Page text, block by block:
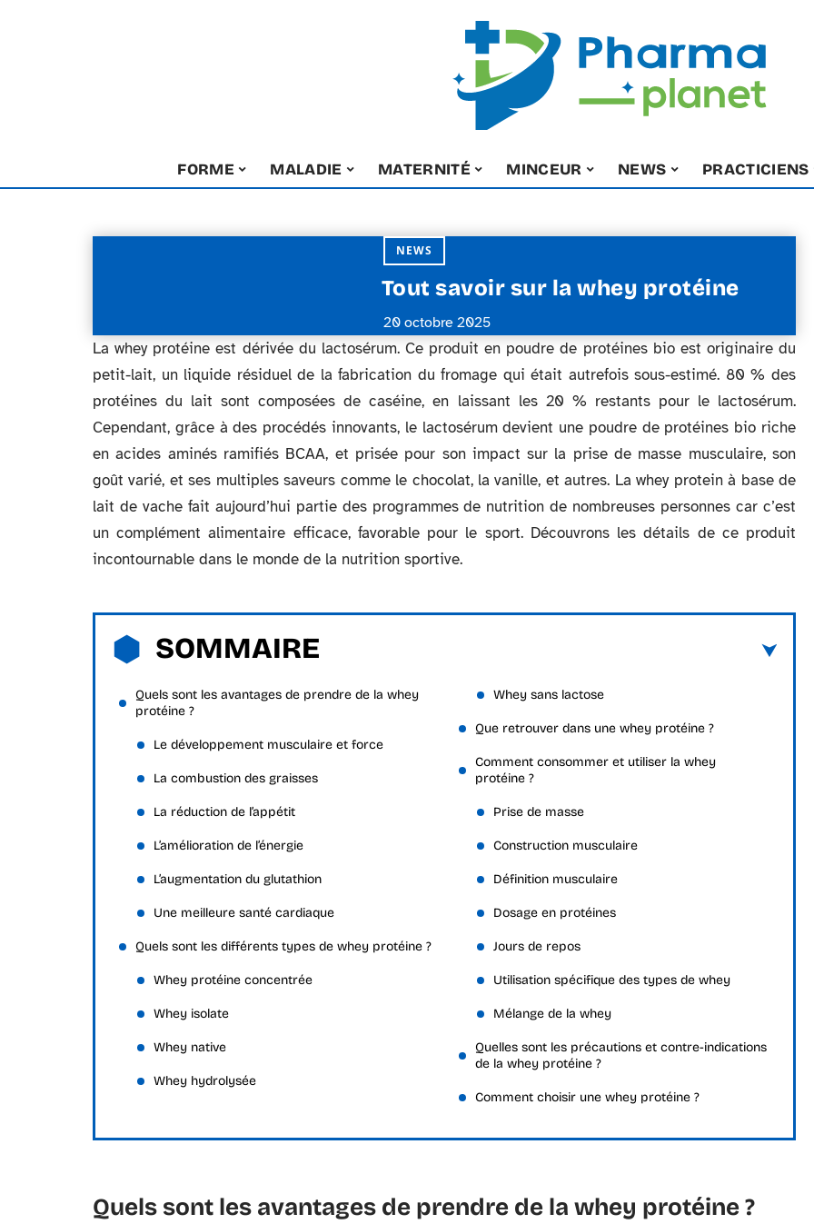
FORME MALADIE MATERNITÉ MINCEUR NEWS PRACTICIENS
NEWS
Tout savoir sur la whey protéine
20 octobre 2025
La whey protéine est dérivée du lactosérum. Ce produit en poudre de protéines bio est originaire du
petit-lait, un liquide résiduel de la fabrication du fromage qui était autrefois sous-estimé. 80 % des
protéines du lait sont composées de caséine, en laissant les 20 % restants pour le lactosérum.
Cependant, grâce à des procédés innovants, le lactosérum devient une poudre de protéines bio riche
en acides aminés ramifiés BCAA, et prisée pour son impact sur la prise de masse musculaire, son
goût varié, et ses multiples saveurs comme le chocolat, la vanille, et autres. La whey protein à base de
lait de vache fait aujourd’hui partie des programmes de nutrition de nombreuses personnes car c’est
un complément alimentaire efficace, favorable pour le sport. Découvrons les détails de ce produit
incontournable dans le monde de la nutrition sportive.
SOMMAIRE
Quels sont les avantages de prendre de la whey
protéine ?
Le développement musculaire et force
La combustion des graisses
La réduction de l’appétit
L’amélioration de l’énergie
L’augmentation du glutathion
Une meilleure santé cardiaque
Quels sont les différents types de whey protéine ?
Whey protéine concentrée
Whey isolate
Whey native
Whey hydrolysée
Whey sans lactose
Que retrouver dans une whey protéine ?
Comment consommer et utiliser la whey
protéine ?
Prise de masse
Construction musculaire
Définition musculaire
Dosage en protéines
Jours de repos
Utilisation spécifique des types de whey
Mélange de la whey
Quelles sont les précautions et contre-indications
de la whey protéine ?
Comment choisir une whey protéine ?
Quels sont les avantages de prendre de la whey protéine ?